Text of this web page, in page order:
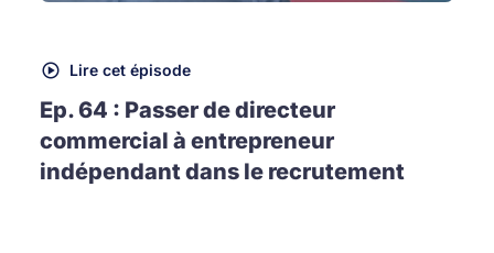
Lire cet épisode
Ep. 64 : Passer de directeur
commercial à entrepreneur
indépendant dans le recrutement